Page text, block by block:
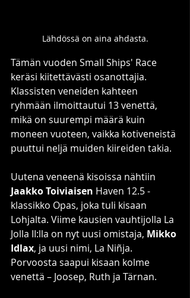
Lähdössä on aina ahdasta.
Tämän vuoden Small Ships' Race
keräsi kiitettävästi osanottajia.
Klassisten veneiden kahteen
ryhmään ilmoittautui 13 venettä,
mikä on suurempi määrä kuin
moneen vuoteen, vaikka kotiveneistä
puuttui neljä muiden kiireiden takia.
Uutena veneenä kisoissa nähtiin
Jaakko Toiviaisen Haven 12.5 -
klassikko Opas, joka tuli kisaan
Lohjalta. Viime kausien vauhtijolla La
Jolla II:lla on nyt uusi omistaja, Mikko
Idlax, ja uusi nimi, La Niñja.
Porvoosta saapui kisaan kolme
venettä – Joosep, Ruth ja Tärnan.